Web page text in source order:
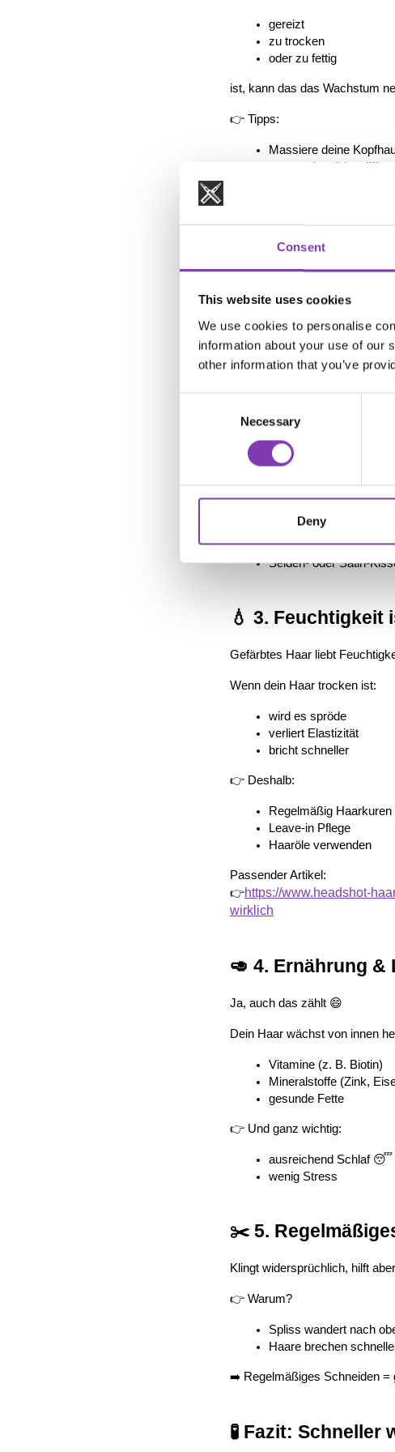
Consent
This website uses cookies
We use cookies to personalise
information about your use of our
other information that you’ve
Necessary
Deny
gereizt
zu trocken
oder zu fettig
ist, kann das das Wachstum
👉 Tipps:
Massiere deine
Verwende milde,
wieder-in-balance
🧴 2. Haarbruch
Das ist DER wichtigste Punkt
Denn:
➡️ Haare wachsen zwar nach
👉 Ergebnis: gefühlt kein
Vorsichtiges Bürsten
Mikrofasertuch statt
Seiden- oder Satin-
💧 3. Feuchtigkeit
Gefärbtes Haar liebt
Wenn dein Haar trocken ist:
wird es spröde
verliert Elastizität
bricht schneller
👉 Deshalb:
Regelmäßig Haarkuren
Leave-in Pflege
Haaröle verwenden
Passender Artikel:
👉https://www.headshot-
wirklich
🥑 4. Ernährung &
Ja, auch das zählt 😄
Dein Haar wächst von innen
Vitamine (z. B. Biotin)
Mineralstoffe (Zink,
gesunde Fette
👉 Und ganz wichtig:
ausreichend Schlaf 😴
wenig Stress
✂️ 5.
Klingt widersprüchlich, hilft
👉 Warum?
Spliss wandert nach
Haare brechen
➡️ Regelmäßiges Schneiden =
🧪 Fazit: